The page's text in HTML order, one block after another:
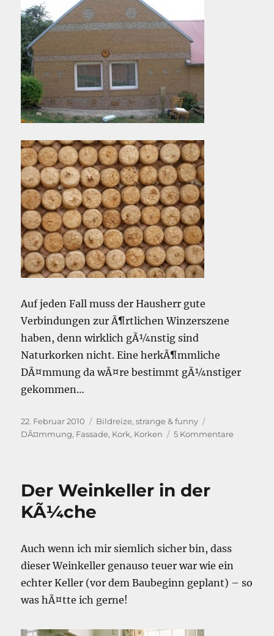
Auf jeden Fall muss der Hausherr gute
Verbindungen zur Ã¶rtlichen Winzerszene
haben, denn wirklich gÃ¼nstig sind
Naturkorken nicht. Eine herkÃ¶mmliche
DÃ¤mmung da wÃ¤re bestimmt gÃ¼nstiger
gekommen…
Veröffentlicht
am
22. Februar 2010 Kategorien
Bildreize,strange & funny
DÃ¤mmung, Fassade, Kork, Korken 5 Kommentarezu
Der Weinkeller in der
KÃ¼che
Auch wenn ich mir siemlich sicher bin, dass
dieser Weinkeller genauso teuer war wie ein
echter Keller (vor dem Baubeginn geplant) – so
was hÃ¤tte ich gerne!